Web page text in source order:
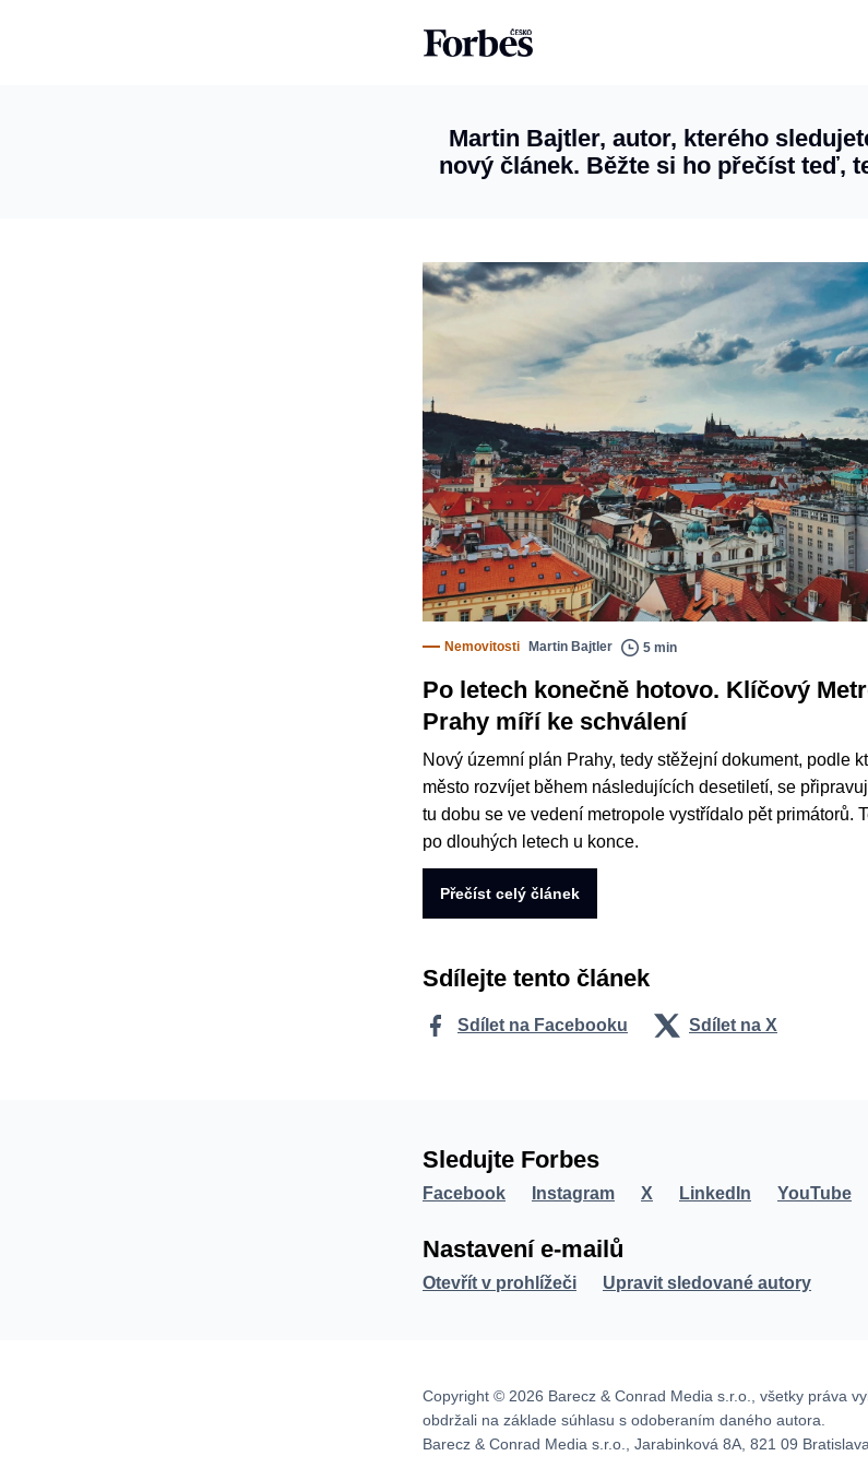
Martin Bajtler, autor, kterého
nový článek. Běžte si ho přečíst teď,
Nemovitosti Martin Bajtler 5 min
Po letech konečně hotovo. Klíčový
Prahy míří ke schválení
Nový územní plán Prahy, tedy stěžejní dokument, podle
město rozvíjet během následujících desetiletí, se
tu dobu se ve vedení metropole vystřídalo pět primátorů.
po dlouhých letech u konce.
Přečíst celý článek
Sdílejte tento článek
Sdílet na Facebooku Sdílet na X
Sledujte Forbes
Facebook Instagram X LinkedIn YouTube
Nastavení e-mailů
Otevřít v prohlížeči Upravit sledované autory
Copyright © 2026 Barecz & Conrad Media s.r.o., všetky práva
obdržali na základe súhlasu s odoberaním daného autora.
Barecz & Conrad Media s.r.o., Jarabinková 8A, 821 09